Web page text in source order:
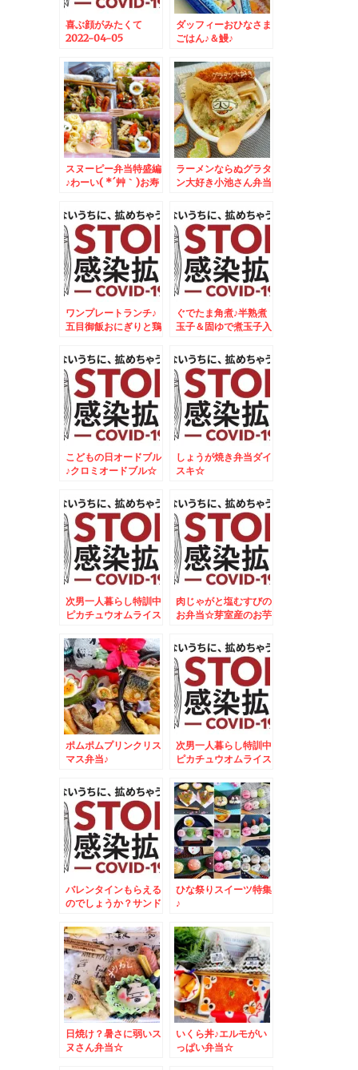
喜ぶ顔がみたくて
2022-04-05
ダッフィーおひなさま
ごはん♪＆鰻♪
スヌーピー弁当特盛編
♪わーい( *´艸｀)お寿
ツに＾＾
ラーメンならぬグラタ
ン大好き小池さん弁当
ワンプレートランチ♪
五目御飯おにぎりと鶏
ぐでたま角煮♪半熟煮
玉子＆固ゆで煮玉子入
こどもの日オードブル
♪クロミオードブル☆
しょうが焼き弁当ダイ
スキ☆
次男一人暮らし特訓中
ピカチュウオムライス
肉じゃがと塩むすびの
お弁当☆芽室産のお芋
～＾＾
ポムポムプリンクリス
マス弁当♪
次男一人暮らし特訓中
ピカチュウオムライス
バレンタインもらえる
のでしょうか？サンド
ひな祭りスイーツ特集
♪
日焼け？暑さに弱いス
ヌさん弁当☆
いくら丼♪エルモがい
っぱい弁当☆